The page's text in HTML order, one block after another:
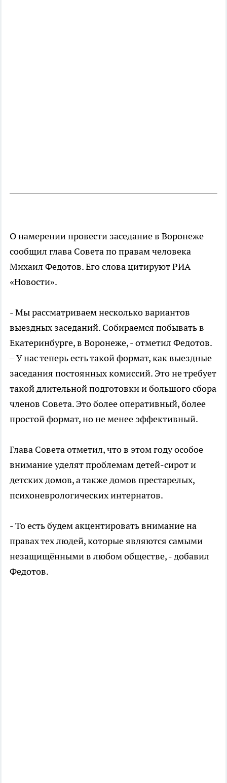
О намерении провести заседание в Воронеже
сообщил глава Совета по правам человека
Михаил Федотов. Его слова цитируют РИА
«Новости».
- Мы рассматриваем несколько вариантов
выездных заседаний. Собираемся побывать в
Екатеринбурге, в Воронеже, - отметил Федотов.
– У нас теперь есть такой формат, как выездные
заседания постоянных комиссий. Это не требует
такой длительной подготовки и большого сбора
членов Совета. Это более оперативный, более
простой формат, но не менее эффективный.
Глава Совета отметил, что в этом году особое
внимание уделят проблемам детей-сирот и
детских домов, а также домов престарелых,
психоневрологических интернатов.
- То есть будем акцентировать внимание на
правах тех людей, которые являются самыми
незащищёнными в любом обществе, - добавил
Федотов.